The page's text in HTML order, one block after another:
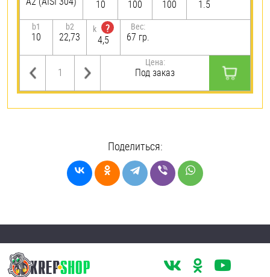
10
100
100
1.5
b1
10
b2
22,73
k
?
4,5
Вес:
67 гр.
Цена:
Под заказ
Поделиться: